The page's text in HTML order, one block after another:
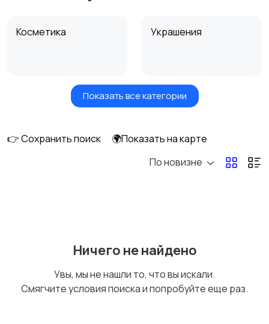
Косметика Украшения
Куклы и игрушки
Оформление
Оформление
Показать все категории
👉 Сохранить поиск
🌍Показать на карте
По новизне
Ничего не найдено
Увы, мы не нашли то, что вы искали.
Смягчите условия поиска и попробуйте еще раз.